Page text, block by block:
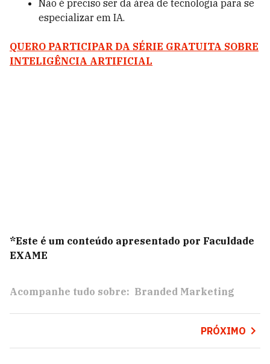
Não é preciso ser da área de tecnologia para se
especializar em IA.
QUERO PARTICIPAR DA SÉRIE GRATUITA SOBRE
INTELIGÊNCIA ARTIFICIAL
*Este é um conteúdo apresentado por Faculdade
EXAME
Acompanhe tudo sobre: Branded Marketing
PRÓXIMO